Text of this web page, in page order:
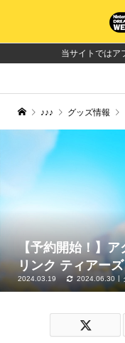
当サイトではア
♪♪♪ グッズ情報
【予約開始！】
リンク ティアー
2024.03.19 2024.06.30